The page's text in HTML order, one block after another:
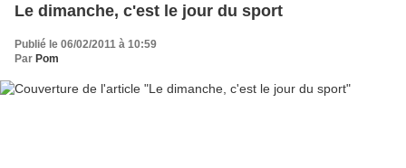
Le dimanche, c'est le jour du sport
Publié le 06/02/2011 à 10:59
Par Pom